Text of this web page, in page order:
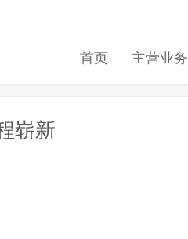
首页 主营业务
崭新